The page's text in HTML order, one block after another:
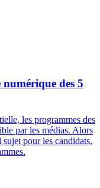
des 5
les programmes des
par les médias. Alors
sujet pour les candidats,